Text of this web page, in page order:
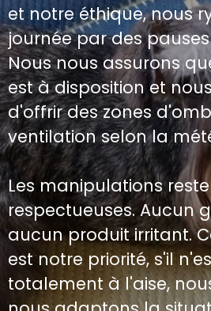
et notre éthique, nous
journée par des
Nous nous assurons
est à disposition et
d'offrir des zones
ventilation selon la
Les manipulations
respectueuses. Aucun
aucun produit irritant.
est notre priorité, s'il
totalement à l'aise,